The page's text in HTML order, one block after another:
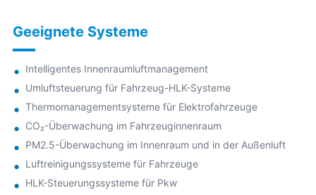
Geeignete Systeme
Intelligentes Innenraumluftmanagement
Umluftsteuerung für Fahrzeug-HLK-Systeme
Thermomanagementsysteme für Elektrofahrzeuge
CO₂-Überwachung im Fahrzeuginnenraum
PM2.5-Überwachung im Innenraum und in der Außenluft
Luftreinigungssysteme für Fahrzeuge
HLK-Steuerungssysteme für Pkw